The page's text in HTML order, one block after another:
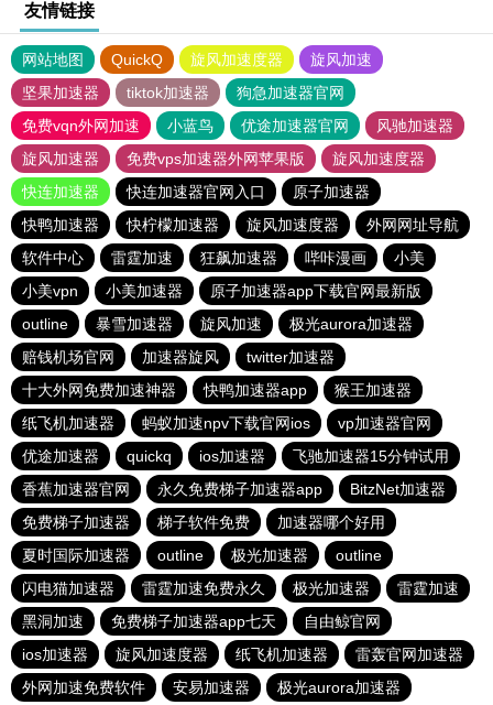
友情链接
网站地图 QuickQ 旋风加速度器
旋风加速
坚果加速器
tiktok加速器
狗急加速器官网
免费vqn外网加速
小蓝鸟 优途加速器官网
风驰加速器
旋风加速器
免费vps加速器外网苹果版
旋风加速度器
快连加速器
快连加速器官网入口
原子加速器
快鸭加速器
快柠檬加速器 旋风加速度器
外网网址导航
软件中心
雷霆加速 狂飙加速器 哔咔漫画
小美
小美vpn
小美加速器
原子加速器app下载官网最新版
outline
暴雪加速器 旋风加速
极光aurora加速器
赔钱机场官网
加速器旋风
twitter加速器
十大外网免费加速神器
快鸭加速器app
猴王加速器
纸飞机加速器
蚂蚁加速npv下载官网ios
vp加速器官网
优途加速器
quickq ios加速器
飞驰加速器15分钟试用
香蕉加速器官网
永久免费梯子加速器app
BitzNet加速器
免费梯子加速器
梯子软件免费
加速器哪个好用
夏时国际加速器
outline 极光加速器
outline
闪电猫加速器
雷霆加速免费永久 极光加速器
雷霆加速
黑洞加速
免费梯子加速器app七天
自由鲸官网
ios加速器
旋风加速度器 纸飞机加速器
雷轰官网加速器
外网加速免费软件
安易加速器 极光aurora加速器